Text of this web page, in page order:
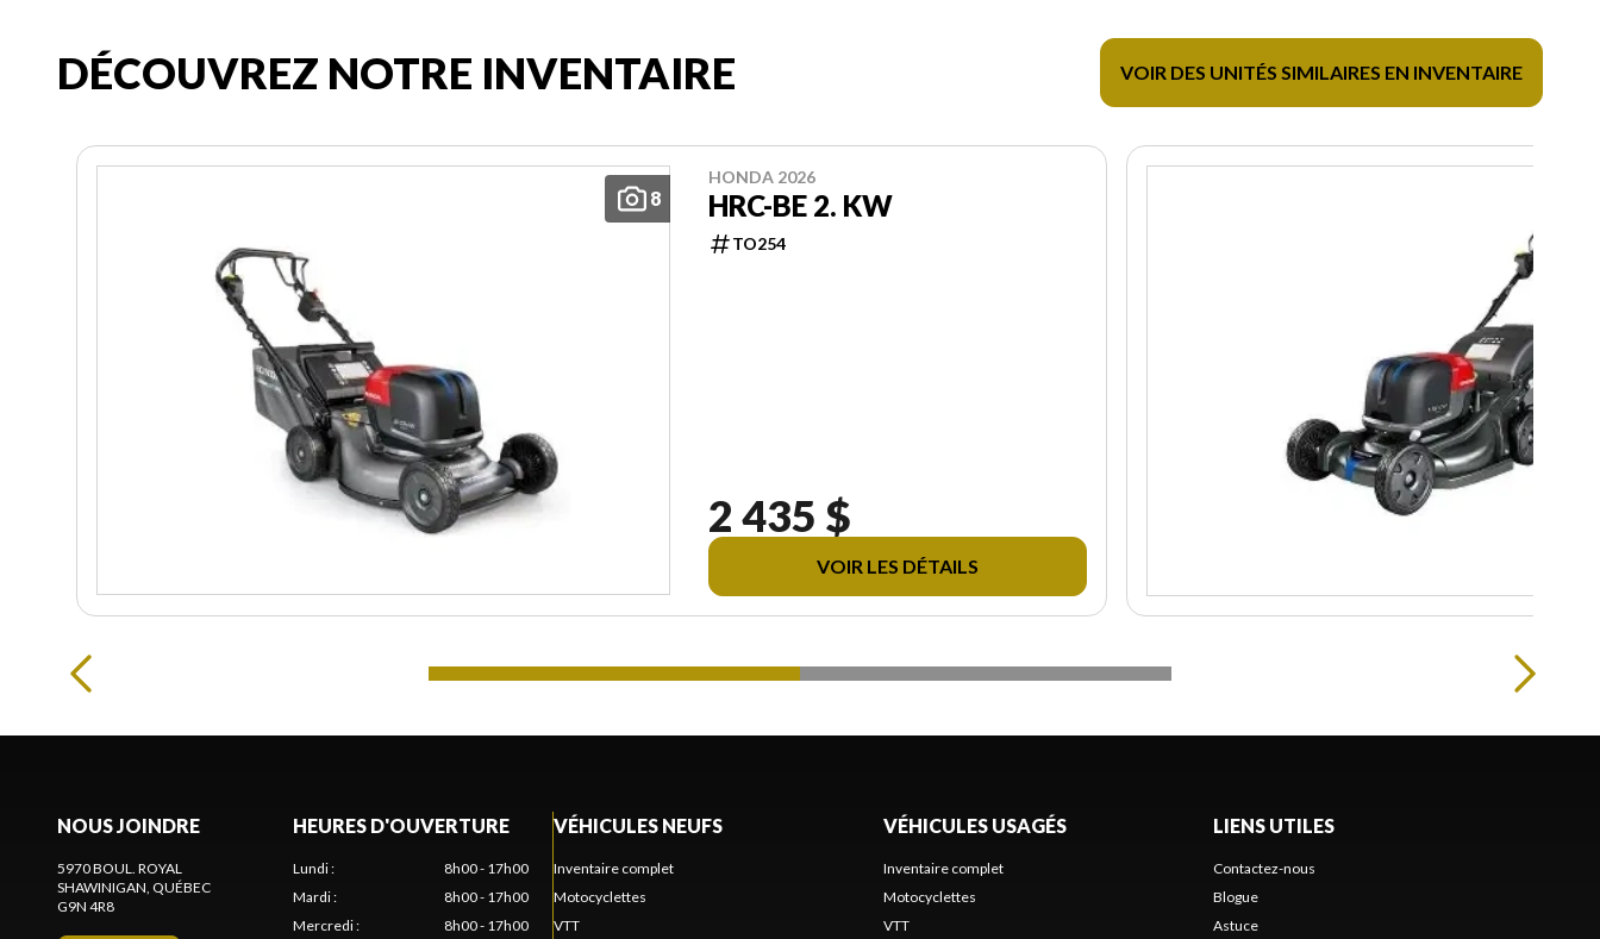
DÉCOUVREZ NOTRE INVENTAIRE VOIR DES UNITÉS SIMILAIRES EN INVENTAIRE
8
HONDA 2026
HRC-BE 2. KW
TO254
2 435 $
VOIR LES DÉTAILS
NOUS JOINDRE
5970 BOUL. ROYAL
SHAWINIGAN , QUÉBEC
G9N 4R8
HEURES D'OUVERTURE
Lundi:
8h00 - 17h00
Mardi:
8h00 - 17h00
Mercredi: 8h00 - 17h00
VÉHICULES NEUFS
Inventaire complet
Motocyclettes
VTT
VÉHICULES USAGÉS
Inventaire complet
Motocyclettes
VTT
LIENS UTILES
Contactez-nous
Blogue
Astuce